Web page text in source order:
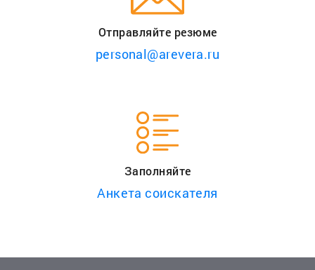
Отправляйте резюме
personal@arevera.ru
Заполняйте
Анкета соискателя